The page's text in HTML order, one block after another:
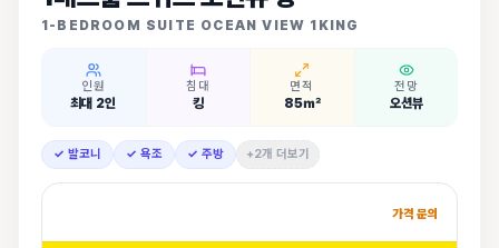
1-BEDROOM SUITE OCEAN VIEW 1KING
인원
최대 2인
침대
킹
면적
85㎡
전망
오션뷰
✓ 발코니 ✓ 욕조 ✓ 주방 +2개 더보기
가격 문의